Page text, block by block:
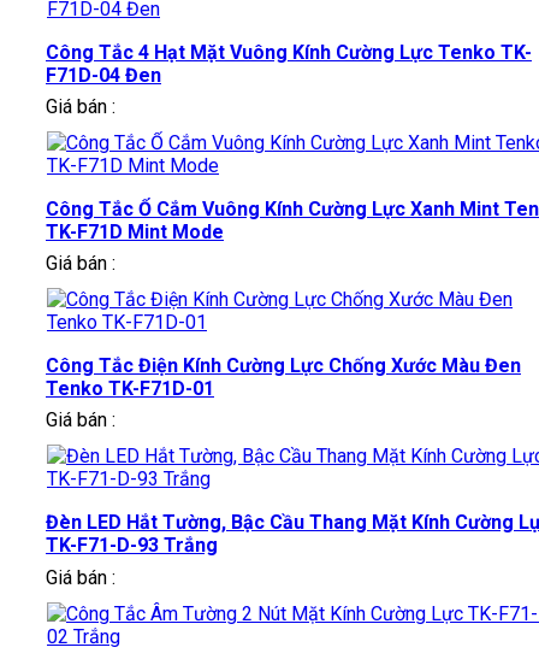
Công Tắc 4 Hạt Mặt Vuông Kính Cường Lực Tenko TK-
F71D-04 Đen
Giá bán :
Công Tắc Ổ Cắm Vuông Kính Cường Lực Xanh Mint
TK-F71D Mint Mode
Giá bán :
Công Tắc Điện Kính Cường Lực Chống Xước Màu Đen
Tenko TK-F71D-01
Giá bán :
Đèn LED Hắt Tường, Bậc Cầu Thang Mặt Kính Cường
TK-F71-D-93 Trắng
Giá bán :